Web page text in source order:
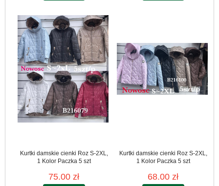
Kurtki damskie cienki Roz S-2XL,
1 Kolor Paczka 5 szt
75.00 zł
Kurtki damskie cienki Roz S-2XL,
1 Kolor Paczka 5 szt
68.00 zł